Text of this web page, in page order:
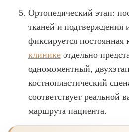
Ортопедический этап:
тканей и подтверждения
фиксируется постоянная
клиникеотдельно
одномоментный,
костнопластический
соответствует реальной
маршрута пациента.